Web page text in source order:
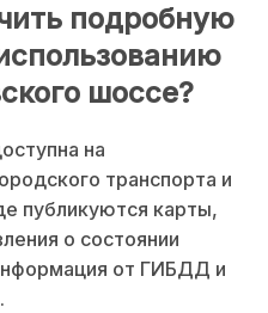
подробную
шоссе?
на
транспорта и
публикуются карты,
о состоянии
от ГИБДД и